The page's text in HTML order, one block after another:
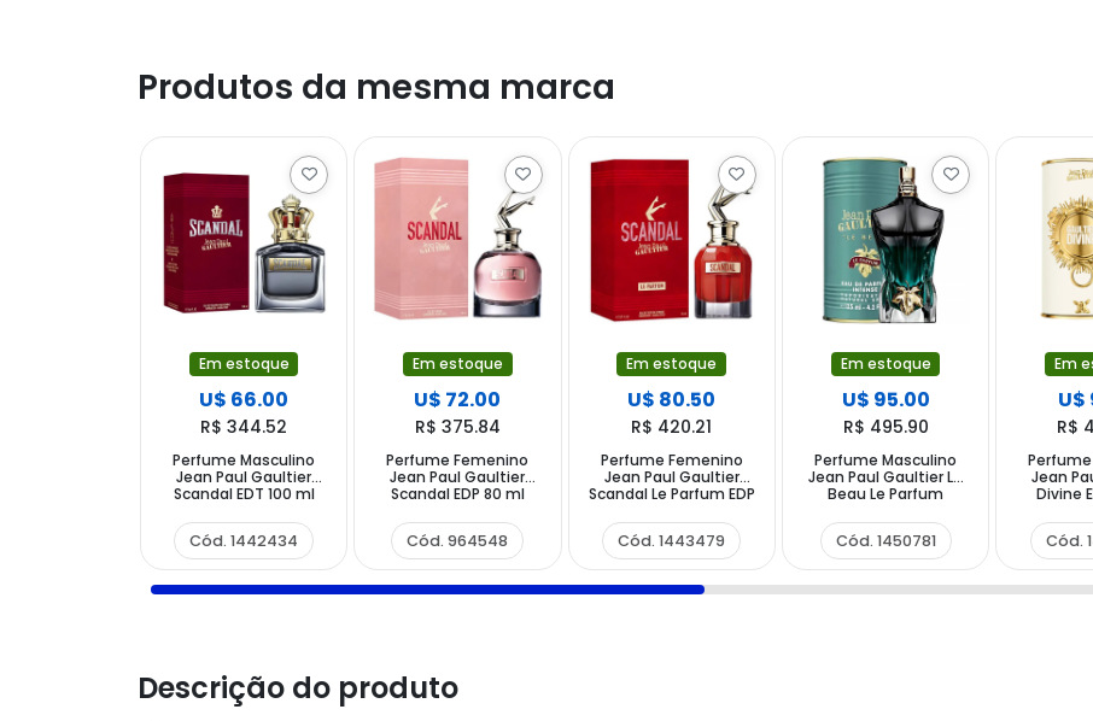
Produtos da mesma marca
Em estoque
U$ 66.00
R$ 344.52
Perfume Masculino
Jean Paul Gaultier
Scandal EDT 100 ml
Cód. 1442434
Em estoque
U$ 72.00
R$ 375.84
Perfume Femenino
Jean Paul Gaultier
Scandal EDP 80 ml
Cód. 964548
Em estoque
U$ 80.50
R$ 420.21
Perfume Femenino
Jean Paul Gaultier
Scandal Le Parfum EDP
Cód. 1443479
Em estoque
U$ 95.00
R$ 495.90
Perfume Masculino
Jean Paul Gaultier Le
Beau Le Parfum
Cód. 1450781
Em
U$
R$
Jean
Divine
Cód.
Descrição do produto